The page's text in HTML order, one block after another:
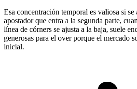
Esa concentración temporal es valiosa si
apostador que entra a la segunda parte,
línea de córners se ajusta a la baja, suele
generosas para el over porque el mercado
inicial.